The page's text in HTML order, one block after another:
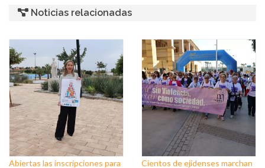
Noticias relacionadas
Abiertas las inscripciones para
Cientos de ejidenses marchan